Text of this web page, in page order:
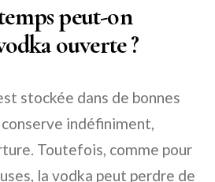
peut-on
ouverte ?
stockée dans de bonnes
indéfiniment,
Toutefois, comme pour
la vodka peut perdre de